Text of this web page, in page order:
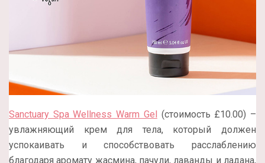
Sanctuary Spa Wellness Warm Gel (стоимость £10.00) –
увлажняющий крем для тела, который должен
успокаивать и способствовать расслаблению
благодаря аромату жасмина, пачули, лаванды и ладана,